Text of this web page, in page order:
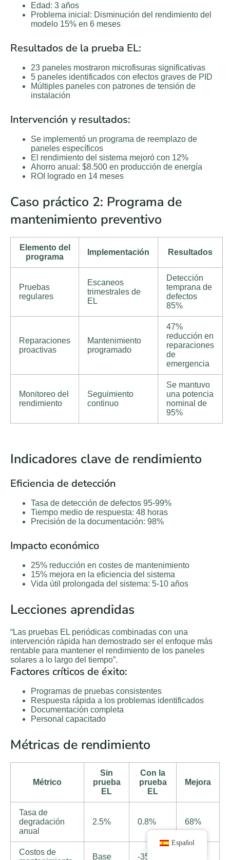
Edad: 3 años
Problema inicial: Disminución del rendimiento del
modelo 15% en 6 meses
Resultados de la prueba EL:
23 paneles mostraron microfisuras significativas
5 paneles identificados con efectos graves de PID
Múltiples paneles con patrones de tensión de
instalación
Intervención y resultados:
Se implementó un programa de reemplazo de
paneles específicos
El rendimiento del sistema mejoró con 12%
Ahorro anual: $8.500 en producción de energía
ROI logrado en 14 meses
Caso práctico 2: Programa de
mantenimiento preventivo
Elemento del
programa
Implementación Resultados
Pruebas
regulares
Escaneos
trimestrales de
EL
Detección
temprana de
defectos
85%
Reparaciones
proactivas
Mantenimiento
programado
47%
reducción en
reparaciones
de
emergencia
Monitoreo del
rendimiento
Seguimiento
continuo
Se mantuvo
una potencia
nominal de
95%
Indicadores clave de rendimiento
Eficiencia de detección
Tasa de detección de defectos 95-99%
Tiempo medio de respuesta: 48 horas
Precisión de la documentación: 98%
Impacto económico
25% reducción en costes de mantenimiento
15% mejora en la eficiencia del sistema
Vida útil prolongada del sistema: 5-10 años
Lecciones aprendidas
“Las pruebas EL periódicas combinadas con una
intervención rápida han demostrado ser el enfoque más
rentable para mantener el rendimiento de los paneles
solares a lo largo del tiempo”.
Factores críticos de éxito:
Programas de pruebas consistentes
Respuesta rápida a los problemas identificados
Documentación completa
Personal capacitado
Métricas de rendimiento
Métrico
Sin
prueba
EL
Con la
prueba
EL
Mejora
Tasa de
degradación
anual
2.5% 0.8% 68%
Costos de
Base -35%
Español